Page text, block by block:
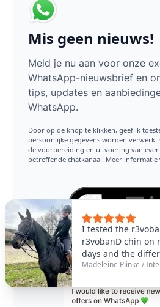
Mis geen nieuws!
Meld je nu aan voor onze
WhatsApp-nieuwsbrief en
tips, updates en
WhatsApp.
Door op de knop te klikken, geef ik
persoonlijke gegevens worden
de voorbereiding en uitvoering van
betreffende chatkanaal. Meer informatie